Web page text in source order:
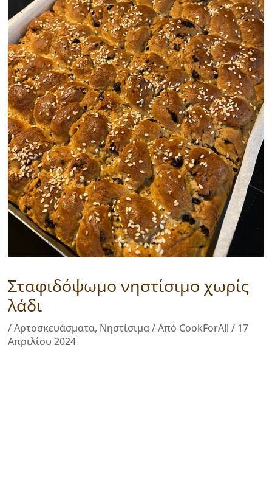
Σταφιδόψωμο νηστίσιμο χωρίς
λάδι
/Αρτοσκευάσματα, Νηστίσιμα/ Από CookForAll / 17
Απριλίου 2024